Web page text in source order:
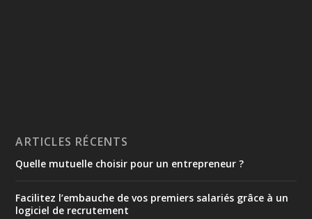
ARTICLES RÉCENTS
Quelle mutuelle choisir pour un entrepreneur ?
Facilitez l’embauche de vos premiers salariés grâce à un
logiciel de recrutement